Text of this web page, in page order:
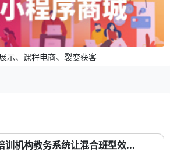
示、课程电商、裂变获客
训机构教务系统让混合班型效...